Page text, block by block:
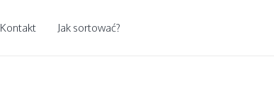
Kontakt Jak sortować?